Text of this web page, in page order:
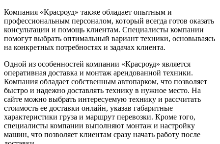
Компания «Красроуд» также обладает опытным и
профессиональным персоналом, который всегда готов оказать
консультации и помощь клиентам. Специалисты компании
помогут выбрать оптимальный вариант техники, основываясь
на конкретных потребностях и задачах клиента.
Одной из особенностей компании «Красроуд» является
оперативная доставка и монтаж арендованной техники.
Компания обладает собственным автопарком, что позволяет
быстро и надежно доставлять технику в нужное место. На
сайте можно выбрать интересуемую технику и рассчитать
стоимость ее доставки онлайн, указав габаритные
характеристики груза и маршрут перевозки. Кроме того,
специалисты компании выполняют монтаж и настройку
машин, что позволяет клиентам сразу начать работу после